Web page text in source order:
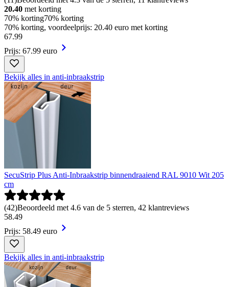
20.40 met korting
70% korting70% korting
70% korting, voordeelprijs: 20.40 euro met korting
67.99
Prijs: 67.99 euro
Bekijk alles in anti-inbraakstrip
SecuStrip Plus Anti-Inbraakstrip binnendraaiend RAL 9010 Wit 205
cm
(42)Beoordeeld met 4.6 van de 5 sterren, 42 klantreviews
58.49
Prijs: 58.49 euro
Bekijk alles in anti-inbraakstrip